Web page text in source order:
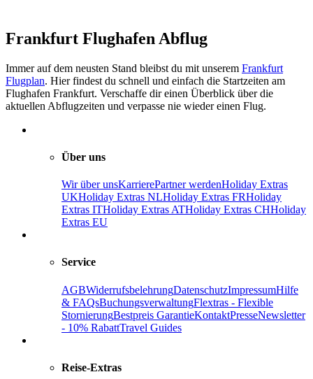
Frankfurt Flughafen Abflug
Immer auf dem neusten Stand bleibst du mit unserem Frankfurt
Flugplan. Hier findest du schnell und einfach die Startzeiten am
Flughafen Frankfurt. Verschaffe dir einen Überblick über die
aktuellen Abflugzeiten und verpasse nie wieder einen Flug.
Über uns
Wir über unsKarrierePartner werdenHoliday Extras
UKHoliday Extras NLHoliday Extras FRHoliday
Extras ITHoliday Extras ATHoliday Extras CHHoliday
Extras EU
Service
AGBWiderrufsbelehrungDatenschutzImpressumHilfe
& FAQsBuchungsverwaltungFlextras - Flexible
StornierungBestpreis GarantieKontaktPresseNewsletter
- 10% RabattTravel Guides
Reise-Extras